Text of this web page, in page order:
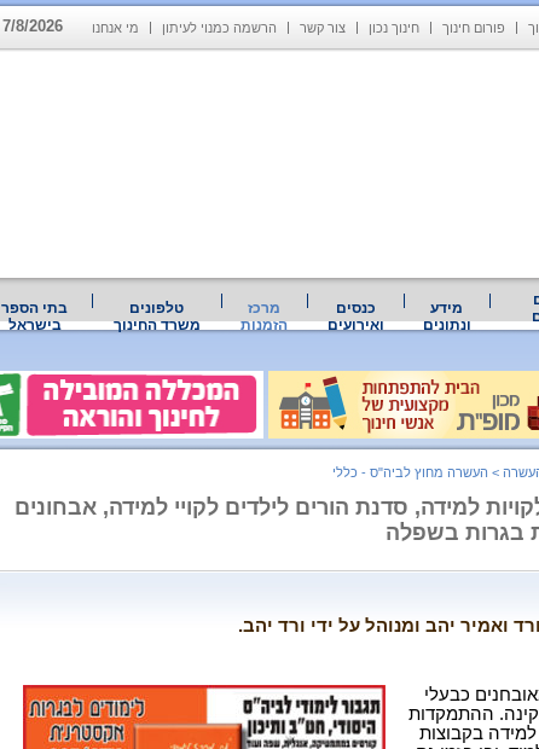
פורום חינוך חינוך נכון צור קשר הרשמה כמנוי לעיתון מי אנחנו 7/8/2026
מידע
ונתונים
כנסים
ואירועים
מרכז
הזמנות
טלפונים
משרד החינוך
בתי הספר
בישראל
> העשרה מחוץ לביה"ס - כללי
למידה, סדנת הורים לילדים לקויי למידה, אבחונים
בגרות בשפלה
יהב ומנוהל על ידי ורד יהב.
כבעלי
ההתמקדות
בקבוצות